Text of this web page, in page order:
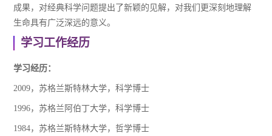
成果，对经典科学问题提出了新颖的见解，对我们更深刻地理解
生命具有广泛深远的意义。
学习工作经历
学习经历：
2009，苏格兰斯特林大学，科学博士
1996，苏格兰阿伯丁大学，科学博士
1984，苏格兰斯特林大学，哲学博士